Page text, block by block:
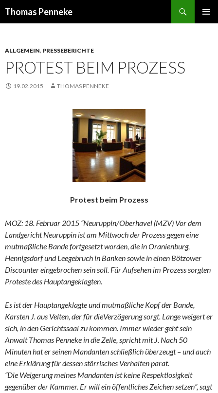
Thomas Penneke
ALLGEMEIN, PRESSEBERICHTE
PROTEST BEIM PROZESS
19.02.2015 THOMAS PENNEKE
Protest beim Prozess
MOZ: 18. Februar 2015 “Neuruppin/Oberhavel (MZV) Vor dem
Landgericht Neuruppin ist am Mittwoch der Prozess gegen eine
mutmaßliche Bande fortgesetzt worden, die in Oranienburg,
Hennigsdorf und Leegebruch in Banken sowie in einen Bötzower
Discounter eingebrochen sein soll. Für Aufsehen im Prozess sorgten
Proteste des Hauptangeklagten.
Es ist der Hauptangeklagte und mutmaßliche Kopf der Bande,
Karsten J. aus Velten, der für dieVerzögerung sorgt. Lange weigert er
sich, in den Gerichtssaal zu kommen. Immer wieder geht sein
Anwalt Thomas Penneke in die Zelle, spricht mit J. Nach 50
Minuten hat er seinen Mandanten schließlich überzeugt – und auch
eine Erklärung für dessen störrisches Verhalten parat.
“Die Weigerung meines Mandanten ist keine Respektlosigkeit
gegenüber der Kammer. Er will ein öffentliches Zeichen setzen”, sagt